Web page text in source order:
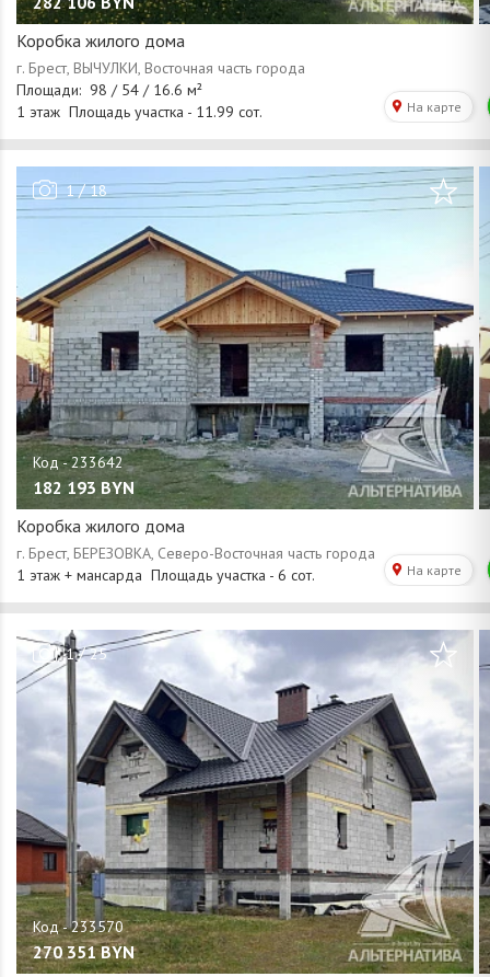
Коробка жилого дома
1/18
182 193 BYN
Коробка жилого дома
1/25
270 351 BYN